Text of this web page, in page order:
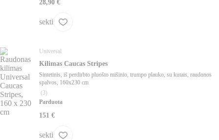
28,90 €
sekti
Universal
Kilimas Caucas Stripes
Sintetinis, iš perdirbto pluošto mišinio, trumpo plauko, su kutais, raudonos
spalvos, 160x230 cm
(3)
Parduota
151 €
sekti